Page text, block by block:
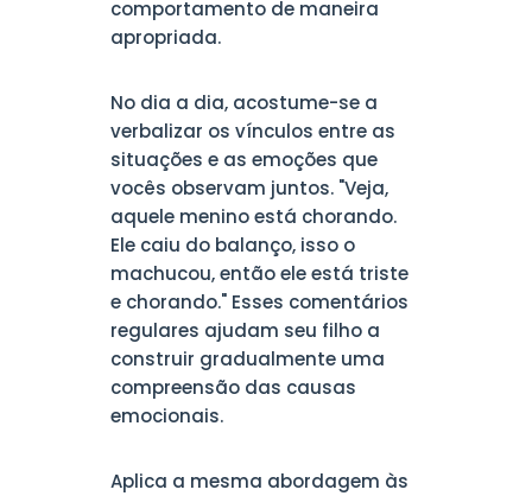
comportamento de maneira
apropriada.
No dia a dia, acostume-se a
verbalizar os vínculos entre as
situações e as emoções que
vocês observam juntos. "Veja,
aquele menino está chorando.
Ele caiu do balanço, isso o
machucou, então ele está triste
e chorando." Esses comentários
regulares ajudam seu filho a
construir gradualmente uma
compreensão das causas
emocionais.
Aplica a mesma abordagem às